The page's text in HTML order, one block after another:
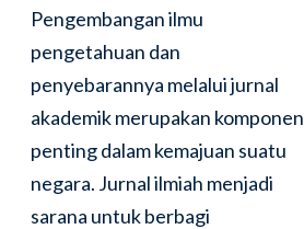
Pengembangan ilmu
pengetahuan dan
penyebarannya melalui jurnal
akademik merupakan komponen
penting dalam kemajuan suatu
negara. Jurnal ilmiah menjadi
sarana untuk berbagi